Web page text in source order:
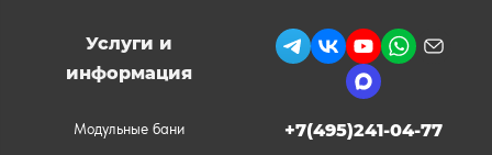
Услуги и
информация
Модульные бани +7(495)241-04-77